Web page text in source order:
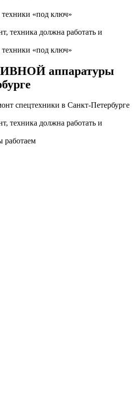
«под ключ»
техника должна работать и
«под ключ»
аппаратуры
спецтехники в Санкт-Петербурге
техника должна работать и
работаем